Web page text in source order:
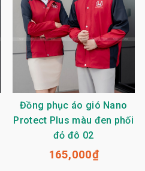
Đồng phục áo gió Nano
Protect Plus màu đen phối
đỏ đô 02
165,000₫